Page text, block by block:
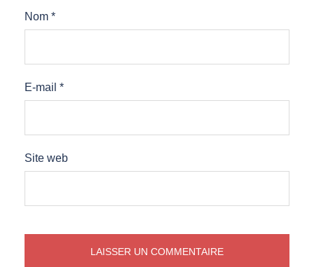
Nom *
E-mail *
Site web